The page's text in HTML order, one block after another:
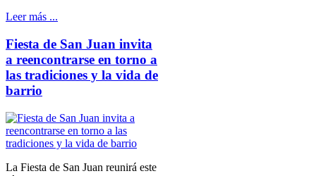
Leer más ...
Fiesta de San Juan invita
a reencontrarse en torno a
las tradiciones y la vida de
barrio
La Fiesta de San Juan reunirá este